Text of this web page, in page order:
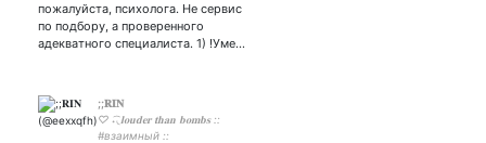
пожалуйста, психолога. Не сервис
по подбору, а проверенного
адекватного специалиста. 1) !Уме…
;;𝐑𝐈𝐍
♡ ˖͡◟𝐥𝐨𝐮𝐝𝐞𝐫 𝐭𝐡𝐚𝐧 𝐛𝐨𝐦𝐛𝐬 ::
#взаимный ::